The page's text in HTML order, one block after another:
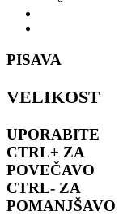
PISAVA
VELIKOST
UPORABITE
CTRL+ ZA
POVEČAVO
CTRL- ZA
POMANJŠAVO